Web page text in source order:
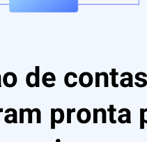
de
pronta